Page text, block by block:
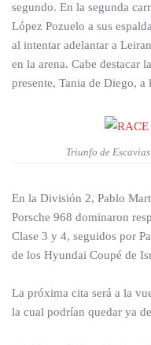
segundo. En la segunda
López Pozuelo a sus
al intentar adelantar a
en la arena. Cabe destacar
presente, Tania de Diego, a
Triunfo de
En la División 2, Pablo
Porsche 968 dominaron
Clase 3 y 4, seguidos por
de los Hyundai Coupé de
La próxima cita será a la
la cual podrían quedar ya